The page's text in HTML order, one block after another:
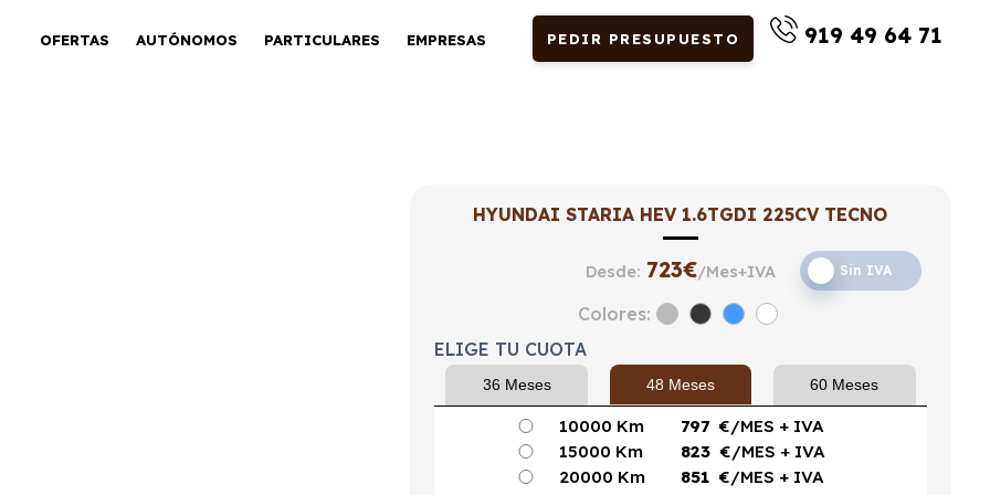
OFERTAS AUTÓNOMOS PARTICULARES EMPRESAS PEDIR PRESUPUESTO 919 49 64 71
HYUNDAI STARIA HEV 1.6TGDI 225CV TECNO
Desde: 723€/Mes+IVA Sin IVA
Colores:
ELIGE TU CUOTA
36 Meses 48 Meses 60 Meses
10000 Km 797 €/MES + IVA
15000 Km
823 €/MES + IVA
20000 Km
851 €/MES + IVA